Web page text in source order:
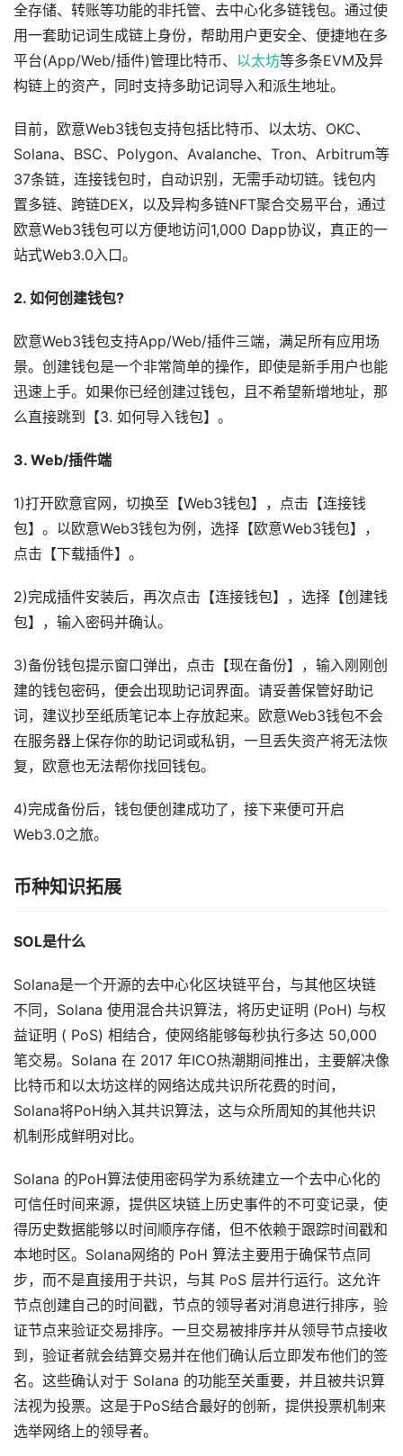
全存储、转账等功能的非托管、去中心化多链钱包。通过使
用一套助记词生成链上身份，帮助用户更安全、便捷地在多
平台(App/Web/插件)管理比特币、 以太坊等多条EVM及异
构链上的资产，同时支持多助记词导入和派生地址。
目前，欧意Web3钱包支持包括比特币、以太坊、OKC、
Solana、BSC、Polygon、Avalanche、Tron、Arbitrum等
37条链，连接钱包时，自动识别，无需手动切链。钱包内
置多链、跨链DEX，以及异构多链NFT聚合交易平台，通过
欧意Web3钱包可以方便地访问1,000 Dapp协议，真正的一
站式Web3.0入口。
2. 如何创建钱包?
欧意Web3钱包支持App/Web/插件三端，满足所有应用场
景。创建钱包是一个非常简单的操作，即使是新手用户也能
迅速上手。如果你已经创建过钱包，且不希望新增地址，那
么直接跳到【3. 如何导入钱包】。
3. Web/插件端
1)打开欧意官网，切换至【Web3钱包】，点击【连接钱
包】。以欧意Web3钱包为例，选择【欧意Web3钱包】，
点击【下载插件】。
2)完成插件安装后，再次点击【连接钱包】，选择【创建钱
包】，输入密码并确认。
3)备份钱包提示窗口弹出，点击【现在备份】，输入刚刚创
建的钱包密码，便会出现助记词界面。请妥善保管好助记
词，建议抄至纸质笔记本上存放起来。欧意Web3钱包不会
在服务器上保存你的助记词或私钥，一旦丢失资产将无法恢
复，欧意也无法帮你找回钱包。
4)完成备份后，钱包便创建成功了，接下来便可开启
Web3.0之旅。
币种知识拓展
SOL是什么
Solana是一个开源的去中心化区块链平台，与其他区块链
不同，Solana 使用混合共识算法，将历史证明 (PoH) 与权
益证明 ( PoS) 相结合，使网络能够每秒执行多达 50,000
笔交易。Solana 在 2017 年ICO热潮期间推出，主要解决像
比特币和以太坊这样的网络达成共识所花费的时间，
Solana将PoH纳入其共识算法，这与众所周知的其他共识
机制形成鲜明对比。
Solana 的PoH算法使用密码学为系统建立一个去中心化的
可信任时间来源，提供区块链上历史事件的不可变记录，使
得历史数据能够以时间顺序存储，但不依赖于跟踪时间戳和
本地时区。Solana网络的 PoH 算法主要用于确保节点同
步，而不是直接用于共识，与其 PoS 层并行运行。这允许
节点创建自己的时间戳，节点的领导者对消息进行排序，验
证节点来验证交易排序。一旦交易被排序并从领导节点接收
到，验证者就会结算交易并在他们确认后立即发布他们的签
名。这些确认对于 Solana 的功能至关重要，并且被共识算
法视为投票。这是于PoS结合最好的创新，提供投票机制来
选举网络上的领导者。